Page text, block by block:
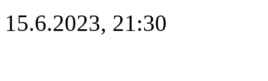
15.6.2023, 21:30